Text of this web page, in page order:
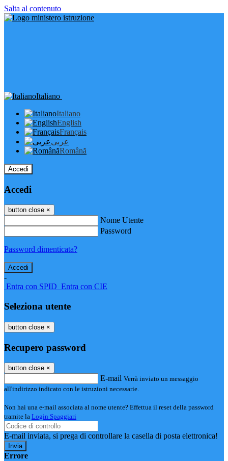
Salta al contenuto
Italiano
Italiano
English
Français
عربى
Română
Accedi
Accedi
button close ×
Nome Utente
Password
Password dimenticata?
-
Entra con SPID Entra con CIE
Seleziona utente
button close ×
Recupero password
button close ×
E-mail Verrà inviato un messaggio
all'indirizzo indicato con le istruzioni necessarie.
Non hai una e-mail associata al nome utente? Effettua il reset della password
tramite la Login Spaggiari
E-mail inviata, si prega di controllare la casella di posta elettronica!
Errore